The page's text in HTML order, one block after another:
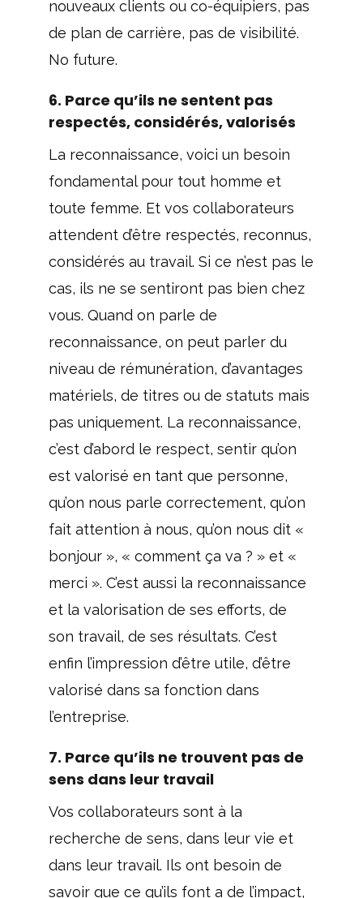
nouveaux clients ou co-équipiers, pas
de plan de carrière, pas de visibilité.
No future.
6. Parce qu’ils ne sentent pas
respectés, considérés, valorisés
La reconnaissance, voici un besoin
fondamental pour tout homme et
toute femme. Et vos collaborateurs
attendent d’être respectés, reconnus,
considérés au travail. Si ce n’est pas le
cas, ils ne se sentiront pas bien chez
vous. Quand on parle de
reconnaissance, on peut parler du
niveau de rémunération, d’avantages
matériels, de titres ou de statuts mais
pas uniquement. La reconnaissance,
c’est d’abord le respect, sentir qu’on
est valorisé en tant que personne,
qu’on nous parle correctement, qu’on
fait attention à nous, qu’on nous dit «
bonjour », « comment ça va ? » et «
merci ». C’est aussi la reconnaissance
et la valorisation de ses efforts, de
son travail, de ses résultats. C’est
enfin l’impression d’être utile, d’être
valorisé dans sa fonction dans
l’entreprise.
7. Parce qu’ils ne trouvent pas de
sens dans leur travail
Vos collaborateurs sont à la
recherche de sens, dans leur vie et
dans leur travail. Ils ont besoin de
savoir que ce qu’ils font a de l’impact,